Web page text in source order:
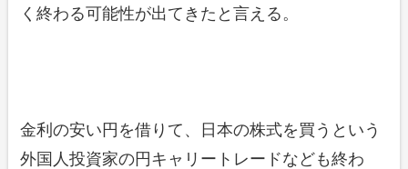
く終わる可能性が出てきたと言える。
金利の安い円を借りて、日本の株式を買うという
外国人投資家の円キャリートレードなども終わ